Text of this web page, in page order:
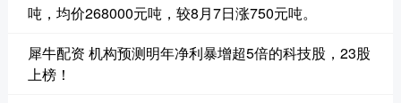
吨，均价268000元吨，较8月7日涨750元吨。
犀牛配资 机构预测明年净利暴增超5倍的科技股，23股
上榜！